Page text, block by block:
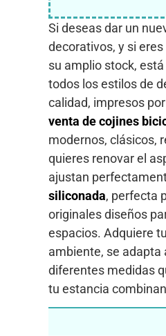
Si deseas dar un
decorativos, y si
su amplio stock,
todos los estilos de
calidad, impresos
venta de cojines
modernos, clásicos,
quieres renovar el
ajustan
siliconada, perfecta
originales diseños
espacios. Adquiere tu
ambiente, se adapta
diferentes medidas
tu estancia